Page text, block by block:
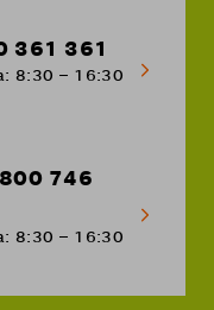
361 361
8:30 – 16:30
746
8:30 – 16:30